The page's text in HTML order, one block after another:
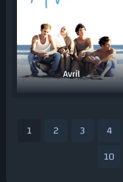
Avril
1 2 3 4
10